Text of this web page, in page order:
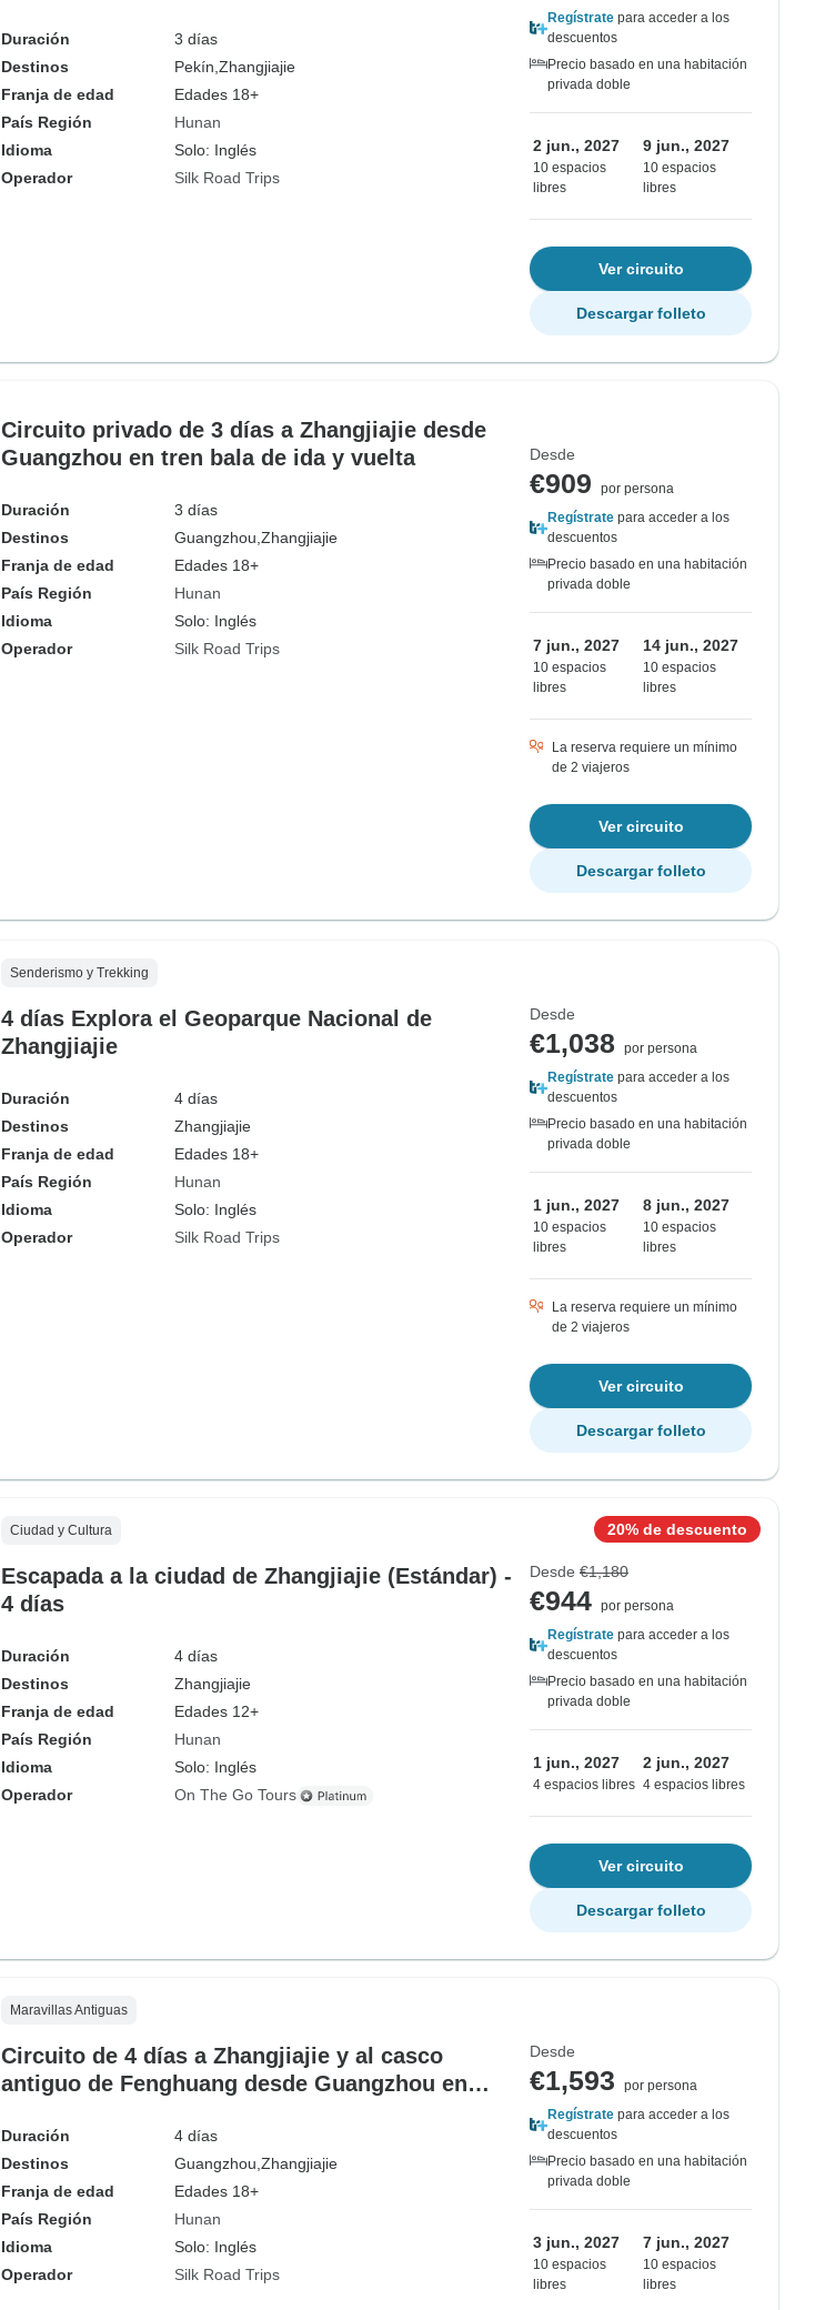
Duración
3 días
Destinos
Pekín, Zhangjiajie
Franja de edad
Edades 18+
País Región
Hunan
Idioma
Solo: Inglés
Operador
Silk Road Trips
Regístrate para acceder a los
descuentos
Precio basado en una habitación
privada doble
2 jun., 2027
10 espacios
libres
9 jun., 2027
10 espacios
libres
Ver circuito
Descargar folleto
Circuito privado de 3 días a Zhangjiajie desde
Guangzhou en tren bala de ida y vuelta
Duración
3 días
Destinos
Guangzhou, Zhangjiajie
Franja de edad
Edades 18+
País Región
Hunan
Idioma
Solo: Inglés
Operador
Silk Road Trips
Desde
€909
por persona
Regístrate para acceder a los
descuentos
Precio basado en una habitación
privada doble
7 jun., 2027
10 espacios
libres
14 jun., 2027
10 espacios
libres
La reserva requiere un mínimo
de 2 viajeros
Ver circuito
Descargar folleto
Senderismo y Trekking
4 días Explora el Geoparque Nacional de
Zhangjiajie
Duración
4 días
Destinos
Zhangjiajie
Franja de edad
Edades 18+
País Región
Hunan
Idioma
Solo: Inglés
Operador
Silk Road Trips
Desde
€1,038
por persona
Regístrate para acceder a los
descuentos
Precio basado en una habitación
privada doble
1 jun., 2027
10 espacios
libres
8 jun., 2027
10 espacios
libres
La reserva requiere un mínimo
de 2 viajeros
Ver circuito
Descargar folleto
Ciudad y Cultura
Escapada a la ciudad de Zhangjiajie (Estándar) -
4 días
Duración
4 días
Destinos
Zhangjiajie
Franja de edad
Edades 12+
País Región
Hunan
Idioma
Solo: Inglés
Operador
On The Go Tours
20% de descuento
Desde €1,180
€944 por persona
Regístrate para acceder a los
descuentos
Precio basado en una habitación
privada doble
1 jun., 2027
4 espacios libres
2 jun., 2027
4 espacios libres
Ver circuito
Descargar folleto
Maravillas Antiguas
Circuito de 4 días a Zhangjiajie y al casco
antiguo de Fenghuang desde Guangzhou en
Duración
4 días
Destinos
Guangzhou, Zhangjiajie
Franja de edad
Edades 18+
País Región
Hunan
Idioma
Solo: Inglés
Operador
Silk Road Trips
Desde
€1,593
por persona
Regístrate para acceder a los
descuentos
Precio basado en una habitación
privada doble
3 jun., 2027
10 espacios
libres
7 jun., 2027
10 espacios
libres